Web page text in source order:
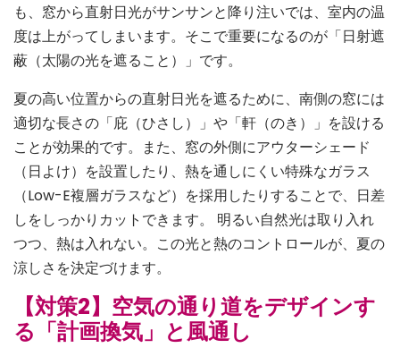
も、窓から直射日光がサンサンと降り注いでは、室内の温
度は上がってしまいます。そこで重要になるのが「日射遮
蔽（太陽の光を遮ること）」です。
夏の高い位置からの直射日光を遮るために、南側の窓には
適切な長さの「庇（ひさし）」や「軒（のき）」を設ける
ことが効果的です。また、窓の外側にアウターシェード
（日よけ）を設置したり、熱を通しにくい特殊なガラス
（Low-E複層ガラスなど）を採用したりすることで、日差
しをしっかりカットできます。 明るい自然光は取り入れ
つつ、熱は入れない。この光と熱のコントロールが、夏の
涼しさを決定づけます。
【対策2】空気の通り道をデザインす
る「計画換気」と風通し